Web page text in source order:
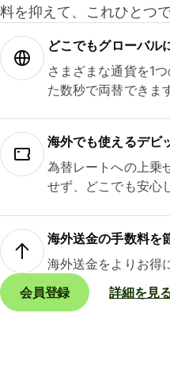
料を抑えて、これひとつ
どこでもグ⁠ロ⁠ー⁠バ⁠ル
さまざまな通貨を1
た数秒で両替できま
海外でも使えるデビ
為替レートへの上乗
せず、どこでも安心
海外送金の手数料を
海外送金をよりお得
会員登録
詳細を見